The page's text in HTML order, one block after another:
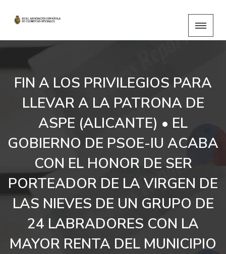
FIN A LOS PRIVILEGIOS PARA
LLEVAR A LA PATRONA DE
ASPE (ALICANTE) • EL
GOBIERNO DE PSOE-IU ACABA
CON EL HONOR DE SER
PORTEADOR DE LA VIRGEN DE
LAS NIEVES DE UN GRUPO DE
24 LABRADORES CON LA
MAYOR RENTA DEL MUNICIPIO